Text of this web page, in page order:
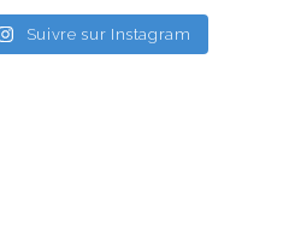
Suivre sur Instagram